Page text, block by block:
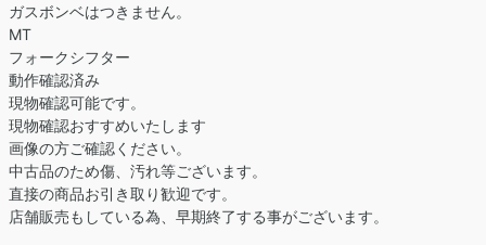
ガスボンベはつきません。
MT
フォークシフター
動作確認済み
現物確認可能です。
現物確認おすすめいたします
画像の方ご確認ください。
中古品のため傷、汚れ等ございます。
直接の商品お引き取り歓迎です。
店舗販売もしている為、早期終了する事がございます。